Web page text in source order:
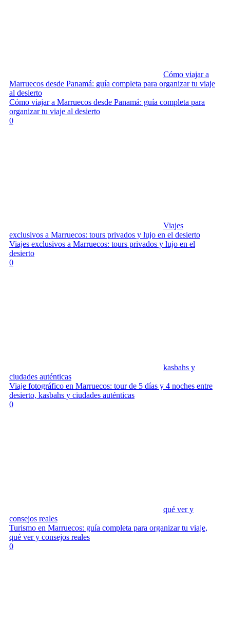
Cómo viajar a
Marruecos desde Panamá: guía completa para organizar tu viaje
al desierto
Cómo viajar a Marruecos desde Panamá: guía completa para
organizar tu viaje al desierto
0
Viajes
exclusivos a Marruecos: tours privados y lujo en el desierto
Viajes exclusivos a Marruecos: tours privados y lujo en el
desierto
0
kasbahs y
ciudades auténticas
Viaje fotográfico en Marruecos: tour de 5 días y 4 noches entre
desierto, kasbahs y ciudades auténticas
0
qué ver y
consejos reales
Turismo en Marruecos: guía completa para organizar tu viaje,
qué ver y consejos reales
0